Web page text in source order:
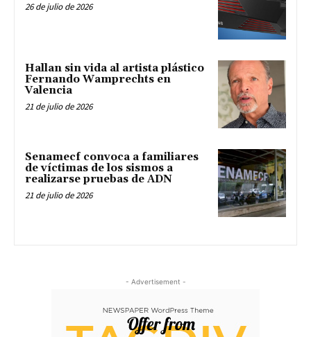
26 de julio de 2026
Hallan sin vida al artista plástico
Fernando Wamprechts en
Valencia
21 de julio de 2026
Senamecf convoca a familiares
de víctimas de los sismos a
realizarse pruebas de ADN
21 de julio de 2026
- Advertisement -